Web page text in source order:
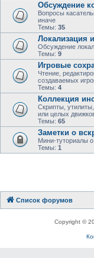
Обсуждение
Вопросы
иначе
Темы: 35
Локализация
Обсуждение
Темы: 9
Игровые
Чтение,
создаваемых
Темы: 4
Коллекция
Скрипты,
или целых
Темы: 65
Заметки о
Мини-туториалы
Темы: 1
Список форумов
Copyright ©